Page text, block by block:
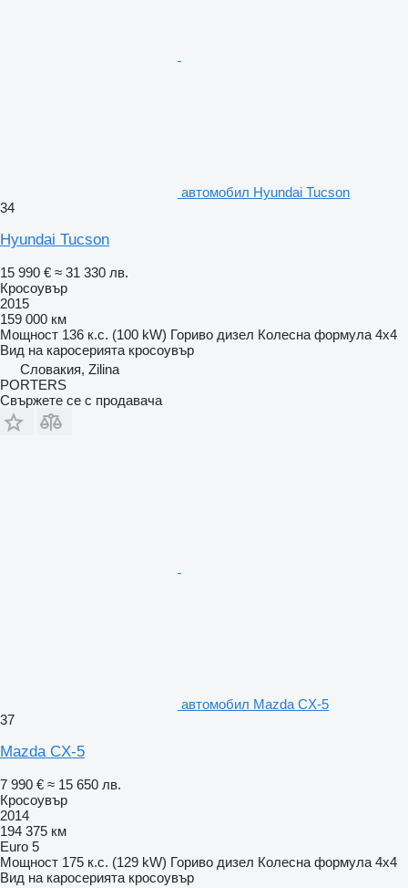
автомобил Hyundai Tucson
34
Hyundai Tucson
15 990 € ≈ 31 330 лв.
Кросоувър
2015
159 000 км
Мощност 136 к.с. (100 kW) Гориво дизел Колесна формула 4x4
Вид на каросерията кросоувър
Словакия, Zilina
PORTERS
Свържете се с продавача
автомобил Mazda CX-5
37
Mazda CX-5
7 990 € ≈ 15 650 лв.
Кросоувър
2014
194 375 км
Euro 5
Мощност 175 к.с. (129 kW) Гориво дизел Колесна формула 4x4
Вид на каросерията кросоувър